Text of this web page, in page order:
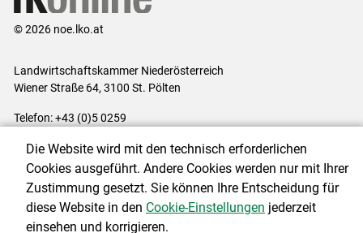
© 2026 noe.lko.at
Landwirtschaftskammer Niederösterreich
Wiener Straße 64, 3100 St. Pölten
Telefon: +43 (0)5 0259
Impressum|Kontakt|Datenschutzerklärung|Barrierefreiheit|
Cookie-Einstellungen
Die Website wird mit den technisch erforderlichen
Cookies ausgeführt. Andere Cookies werden nur mit Ihrer
Zustimmung gesetzt. Sie können Ihre Entscheidung für
diese Website in den Cookie-Einstellungen jederzeit
einsehen und korrigieren.